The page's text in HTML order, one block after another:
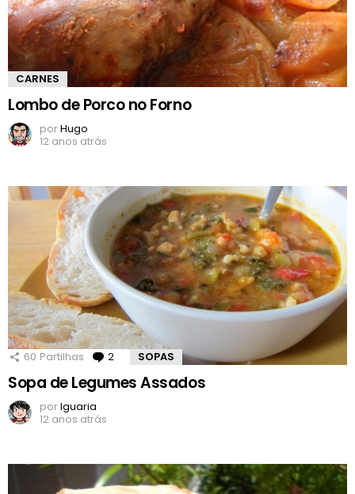
CARNES
Lombo de Porco no Forno
porHugo
12 anos atrás
60 Partilhas 2 Comentários
SOPAS
Sopa de Legumes Assados
porIguaria
12 anos atrás